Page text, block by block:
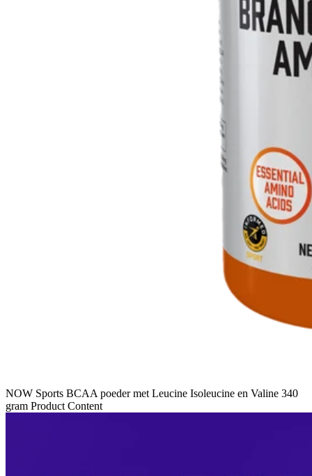
NOW Sports BCAA poeder met Leucine Isoleucine en Valine 340
gram Product Content